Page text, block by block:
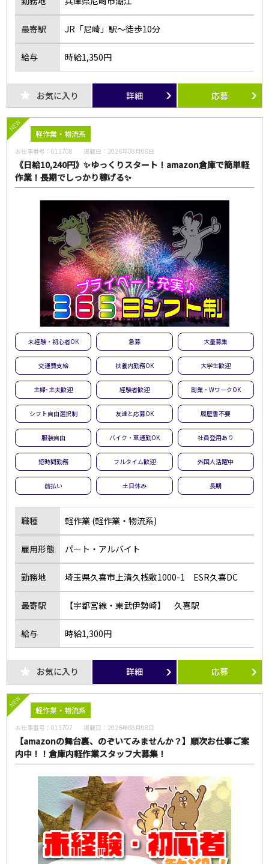
最寄駅 JR「尼崎」駅～徒歩10分
給与 時給1,350円
お気に入り 詳細 応募
NEW
軽作業・物流系
お仕事番号：013708 掲載日： 2026年08月08日
《日給10,240円》✨ゆっくりスタート！amazon倉庫で簡単軽
作業！長期でしっかり稼げる✨
未経験・初心者OK 急募 大量募集
交通費支給 扶養内勤務OK 大学生歓迎
主婦･主夫歓迎 経験者歓迎 副業・WワークOK
シフト自由選択制 友達と応募OK 履歴書不要
服装自由 バイク・車通勤OK 社員登用あり
短時間勤務 フルタイム歓迎 外国人活躍中
前払い 土日休み 長期
職種 軽作業 (軽作業・物流系)
雇用形態 パート・アルバイト
勤務地 埼玉県久喜市上清久桟敷1000-1 ESR久喜DC
最寄駅 【宇都宮線・東武伊勢崎】 久喜駅
給与 時給1,300円
お気に入り 詳細 応募
NEW
軽作業・物流系
お仕事番号：013707 掲載日： 2026年08月08日
【amazonの舞台裏、のぞいてみませんか？】順次お仕事ご案
内中！！倉庫内軽作業スタッフ大募集！